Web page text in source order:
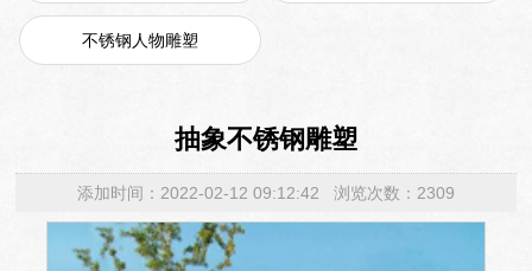
不锈钢人物雕塑
抽象不锈钢雕塑
添加时间：2022-02-12 09:12:42 浏览次数：2309